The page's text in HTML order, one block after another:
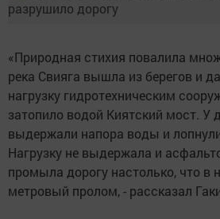
«Природная стихия повалила
река Свияга вышла из берегов и
нагрузку гидротехническим
затопило водой Киятский мост. У
выдержали напора воды и
Нагрузку не выдержала и
промыла дорогу настолько, что в
метровый пролом, - рассказал